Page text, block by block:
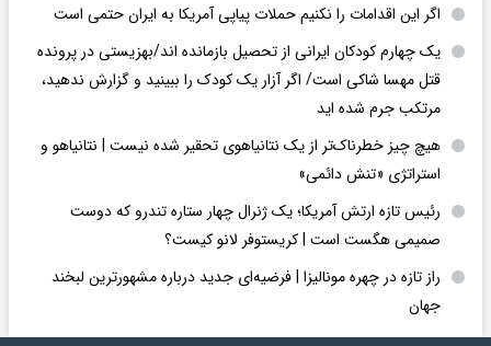
اگر این اقدامات را نکنیم حملات پیاپی آمریکا به ایران حتمی است
یک چهارم کودکان ایرانی از تحصیل بازمانده اند/بهزیستی در پرونده
قتل مهسا شاکی است/ اگر آزار یک کودک را ببینید و گزارش ندهید،
مرتکب جرم شده اید
هیچ چیز خطرناک‌تر از یک نتانیاهوی تحقیر شده نیست | نتانیاهو و
استراتژی «تنش دائمی»
رئیس تازه ارتش آمریکا؛ یک ژنرال چهار ستاره تندرو که دوست
صمیمی هگست است | کریستوفر لانو کیست؟
راز تازه در چهره مونالیزا | فرضیه‌ای جدید درباره مشهورترین لبخند
جهان